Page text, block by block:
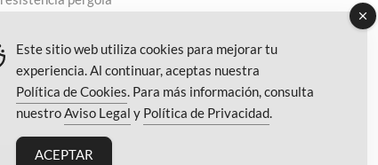
Este sitio web utiliza cookies para mejorar tu
experiencia. Al continuar, aceptas nuestra
Política de Cookies. Para más información, consulta
nuestroAviso Legal y Política de Privacidad.
ACEPTAR